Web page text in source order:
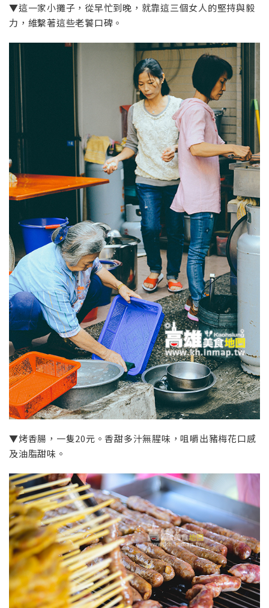
▼這一家小攤子，從早忙到晚，就靠這三個女人的堅持與毅
力，維繫著這些老饕口碑。
▼烤香腸，一隻20元。香甜多汁無腥味，咀嚼出豬梅花口感
及油脂甜味。